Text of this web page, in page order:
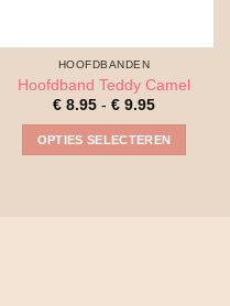
HOOFDBANDEN
Hoofdband Teddy Camel
€ 8.95 - € 9.95
tot
€ 9.95
OPTIES SELECTEREN